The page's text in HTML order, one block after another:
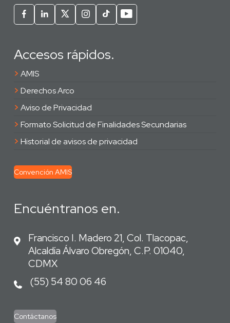
Accesos rápidos.
> AMIS
> Derechos Arco
> Aviso de Privacidad
> Formato Solicitud de Finalidades Secundarias
> Historial de avisos de privacidad
Convención AMIS
Encuéntranos en.
Francisco I. Madero 21, Col. Tlacopac,
Alcaldía Álvaro Obregón, C.P. 01040,
CDMX
(55) 54 80 06 46
Contáctanos